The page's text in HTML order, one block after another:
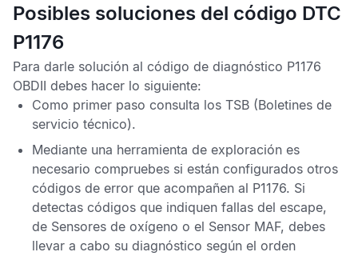
Posibles soluciones del código DTC
P1176
Para darle solución al código de diagnóstico P1176
OBDII debes hacer lo siguiente:
Como primer paso consulta los TSB (Boletines de
servicio técnico).
Mediante una herramienta de exploración es
necesario compruebes si están configurados otros
códigos de error que acompañen al P1176. Si
detectas códigos que indiquen fallas del escape,
de Sensores de oxígeno o el Sensor MAF, debes
llevar a cabo su diagnóstico según el orden